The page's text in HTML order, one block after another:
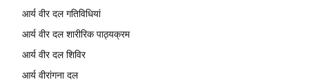
आर्य वीर दल गतिविधियां
आर्य वीर दल शारीरिक पाठ्यक्रम
आर्य वीर दल शिविर
आर्य वीरांगना दल